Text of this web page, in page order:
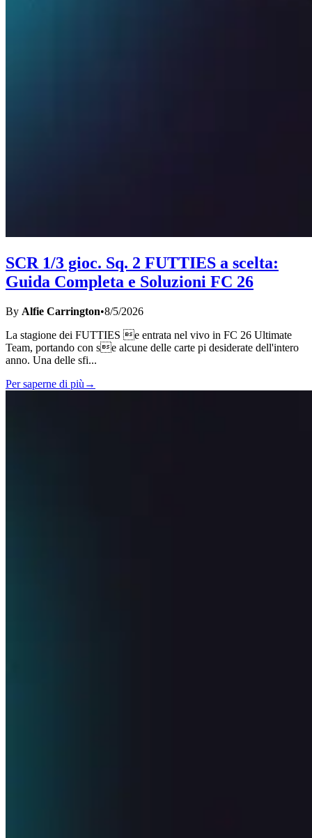
SCR 1/3 gioc. Sq. 2 FUTTIES a scelta:
Guida Completa e Soluzioni FC 26
By Alfie Carrington•8/5/2026
La stagione dei FUTTIES e entrata nel vivo in FC 26 Ultimate
Team, portando con se alcune delle carte pi desiderate dell'intero
anno. Una delle sfi...
Per saperne di più →